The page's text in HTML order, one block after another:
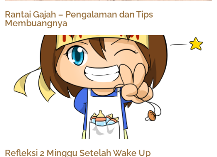
Rantai Gajah – Pengalaman dan Tips
Membuangnya
Refleksi 2 Minggu Setelah Wake Up